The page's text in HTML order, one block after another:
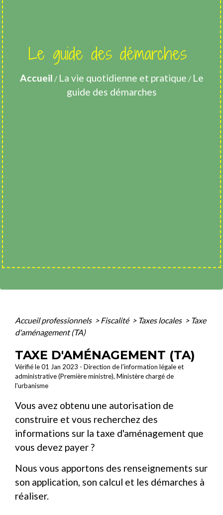
Le guide des démarches
Accueil / La vie quotidienne et pratique / Le
guide des démarches
Accueil professionnels > Fiscalité > Taxes locales > Taxe
d'aménagement (TA)
TAXE D'AMÉNAGEMENT (TA)
Vérifié le 01 Jan 2023 - Direction de l'information légale et
administrative (Première ministre), Ministère chargé de
l'urbanisme
Vous avez obtenu une autorisation de
construire et vous recherchez des
informations sur la taxe d'aménagement que
vous devez payer ?
Nous vous apportons des renseignements sur
son application, son calcul et les démarches à
réaliser.